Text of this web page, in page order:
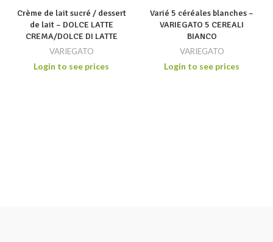
Crème de lait sucré / dessert
de lait – DOLCE LATTE
CREMA/DOLCE DI LATTE
VARIEGATO
Login to see prices
Varié 5 céréales blanches –
VARIEGATO 5 CEREALI
BIANCO
VARIEGATO
Login to see prices